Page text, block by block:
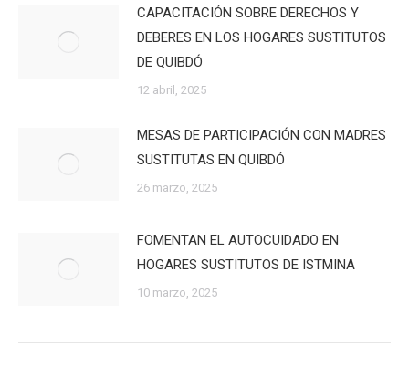
CAPACITACIÓN SOBRE DERECHOS Y
DEBERES EN LOS HOGARES SUSTITUTOS
DE QUIBDÓ
12 abril, 2025
MESAS DE PARTICIPACIÓN CON MADRES
SUSTITUTAS EN QUIBDÓ
26 marzo, 2025
FOMENTAN EL AUTOCUIDADO EN
HOGARES SUSTITUTOS DE ISTMINA
10 marzo, 2025